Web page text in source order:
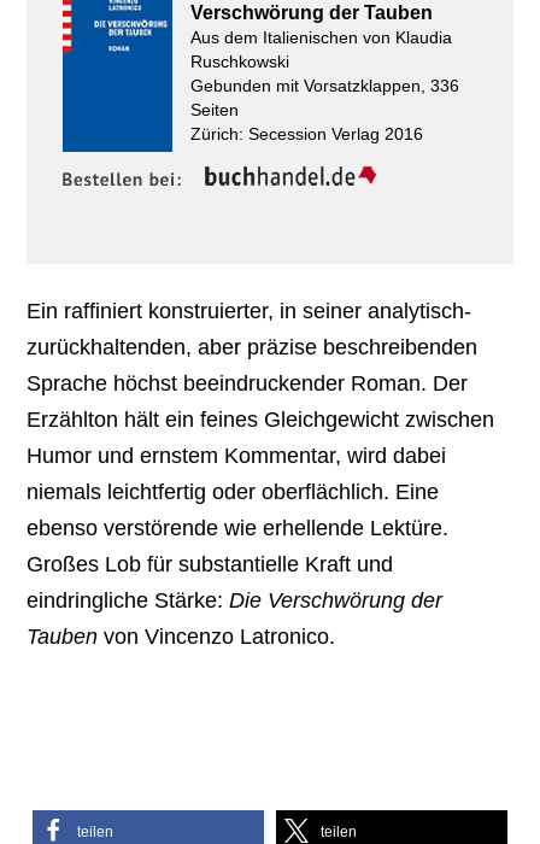
Verschwörung der Tauben
Aus dem Italienischen von Klaudia
Ruschkowski
Gebunden mit Vorsatzklappen, 336
Seiten
Zürich: Secession Verlag 2016
Ein raffiniert konstruierter, in seiner analytisch-
zurückhaltenden, aber präzise beschreibenden
Sprache höchst beeindruckender Roman. Der
Erzählton hält ein feines Gleichgewicht zwischen
Humor und ernstem Kommentar, wird dabei
niemals leichtfertig oder oberflächlich. Eine
ebenso verstörende wie erhellende Lektüre.
Großes Lob für substantielle Kraft und
eindringliche Stärke:Die Verschwörung der
Taubenvon Vincenzo Latronico.
teilen teilen